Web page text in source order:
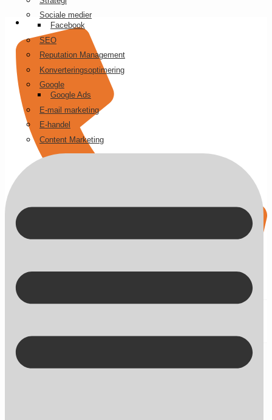
Kontakt på +45 70 13 63 23
Sociale medier
Facebook
SEO
Reputation Management
Konverteringsoptimering
Google
Google Ads
E-mail marketing
E-handel
Content Marketing
Derfor er kundecases vigtige